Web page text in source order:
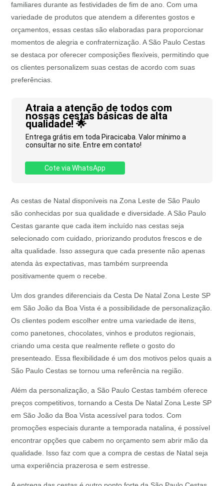
familiares durante as festividades de fim de ano. Com uma
variedade de produtos que atendem a diferentes gostos e
orçamentos, essas cestas são elaboradas para proporcionar
momentos de alegria e confraternização. A São Paulo Cestas
se destaca por oferecer composições flexíveis, permitindo que
os clientes personalizem suas cestas de acordo com suas
preferências.
Atraia a atenção de todos com
nossas cestas básicas de alta
qualidade! 🌟
Entrega grátis em toda Piracicaba. Valor mínimo a
consultar no site. Entre em contato!
Cote via WhatsApp
As cestas de Natal disponíveis na Zona Leste de São Paulo
são conhecidas por sua qualidade e diversidade. A São Paulo
Cestas garante que cada item incluído nas cestas seja
selecionado com cuidado, priorizando produtos frescos e de
alta qualidade. Isso assegura que cada presente não apenas
atenda às expectativas, mas também surpreenda
positivamente quem o recebe.
Um dos grandes diferenciais da Cesta De Natal Zona Leste SP
em São João da Boa Vista é a possibilidade de personalização.
Os clientes podem escolher entre uma variedade de itens,
como panetones, chocolates, vinhos e produtos regionais,
criando uma cesta que realmente reflete o gosto do
presenteado. Essa flexibilidade é um dos motivos pelos quais a
São Paulo Cestas se tornou uma referência na região.
Além da personalização, a São Paulo Cestas também oferece
preços competitivos, tornando a Cesta De Natal Zona Leste SP
em São João da Boa Vista acessível para todos. Com
promoções especiais durante a temporada natalina, é possível
encontrar opções que cabem no orçamento sem abrir mão da
qualidade. Isso faz com que a compra de cestas de Natal seja
uma experiência prazerosa e sem estresse.